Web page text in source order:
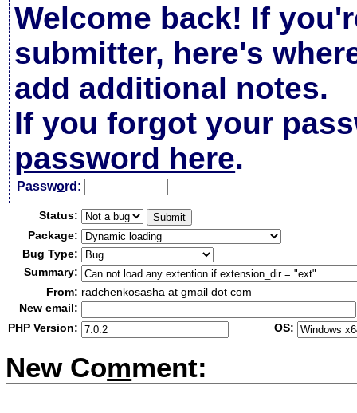
Welcome back! If
submitter, here's
add additional notes.
If you forgot your
password here.
Password:
Status:
Package:
Bug Type:
Summary:
From: radchenkosasha at gmail dot com
New email:
PHP Version:
OS:
New Comment: